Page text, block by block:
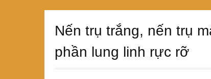
Nến trụ trắng, nến trụ
phần lung linh rực rỡ